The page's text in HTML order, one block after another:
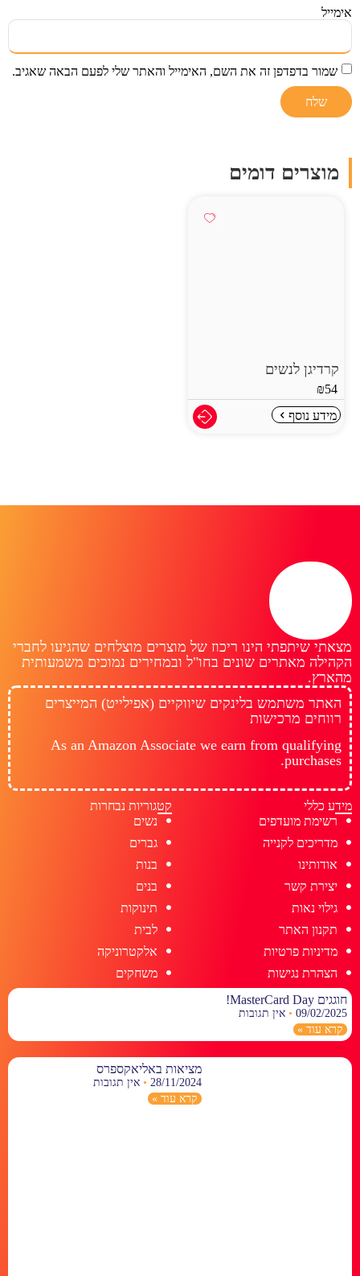
אימייל
שמור בדפדפן זה את השם, האימייל והאתר שלי לפעם הבאה שאגיב.
מוצרים דומים
קרדיגן לנשים
₪54
מידע נוסף
מצאתי שיתפתי הינו ריכוז של מוצרים מוצלחים שהגיעו לחברי
הקהילה מאתרים שונים בחו"ל ובמחירים נמוכים משמעותית
מהארץ.
האתר משתמש בלינקים שיווקיים (אפילייט) המייצרים
רווחים מרכישות
As an Amazon Associate we earn from qualifying
purchases.
מידע כללי
רשימת מועדפים
מדריכים לקנייה
אודותינו
יצירת קשר
גילוי נאות
תקנון האתר
מדיניות פרטיות
הצהרת נגישות
קטגוריות נבחרות
נשים
גברים
בנות
בנים
תינוקות
לבית
אלקטרוניקה
משחקים
חוגגים MasterCard Day!
09/02/2025
אין תגובות
קרא עוד »
מציאות באליאקספרס
28/11/2024
אין תגובות
קרא עוד »